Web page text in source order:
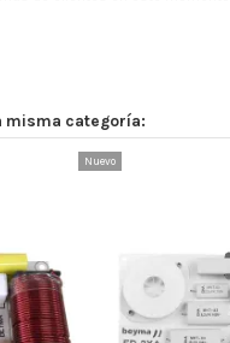
misma categoría:
Nuevo